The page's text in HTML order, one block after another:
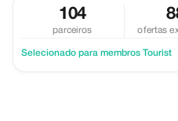
104
parceiros ofertas
Selecionado para membros Tourist